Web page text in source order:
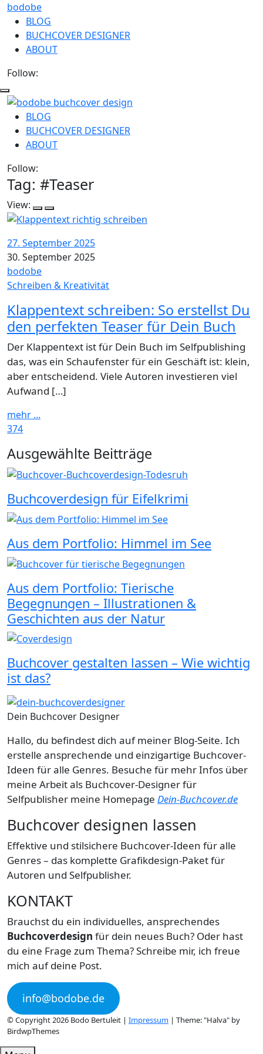
bodobe
BLOG
BUCHCOVER DESIGNER
ABOUT
Follow:
bodobe
Buchcover
BLOG
BUCHCOVER DESIGNER
ABOUT
Follow:
Tag: #Teaser
View:
27. September 2025
30. September 2025
bodobe
Schreiben & Kreativität
Klappentext schreiben: So erstellst Du
den perfekten Teaser für Dein Buch
Der Klappentext ist für Dein Buch im Selfpublishing
das, was ein Schaufenster für ein Geschäft ist: klein,
aber entscheidend. Viele Autoren investieren viel
Aufwand […]
mehr ...
374
Widgets
Ausgewählte Beitträge
Buchcoverdesign für Eifelkrimi
Aus dem Portfolio: Himmel im See
Aus dem Portfolio: Tierische
Begegnungen – Illustrationen &
Geschichten aus der Natur
Buchcover gestalten lassen – Wie wichtig
ist das?
Dein Buchcover Designer
Hallo, du befindest dich auf meiner Blog-Seite. Ich
erstelle ansprechende und einzigartige Buchcover-
Ideen für alle Genres. Besuche für mehr Infos über
meine Arbeit als Buchcover-Designer für
Selfpublisher meine Homepage Dein-Buchcover.de
Buchcover designen lassen
Effektive und stilsichere Buchcover-Ideen für alle
Genres – das komplette Grafikdesign-Paket für
Autoren und Selfpublisher.
KONTAKT
Brauchst du ein individuelles, ansprechendes
Buchcoverdesign für dein neues Buch? Oder hast
du eine Frage zum Thema? Schreibe mir, ich freue
mich auf deine Post.
info@bodobe.de
© Copyright 2026 Bodo Bertuleit | Impressum | Theme: "Halva" by
BirdwpThemes